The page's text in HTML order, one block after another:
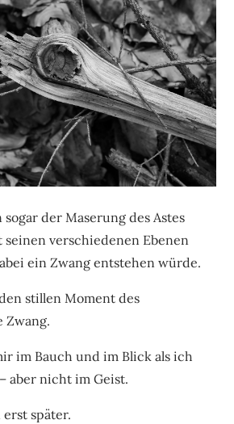
der Maserung des Astes
verschiedenen Ebenen
ein Zwang entstehen würde.
stillen Moment des
Zwang.
im Bauch und im Blick als ich
aber nicht im Geist.
später.